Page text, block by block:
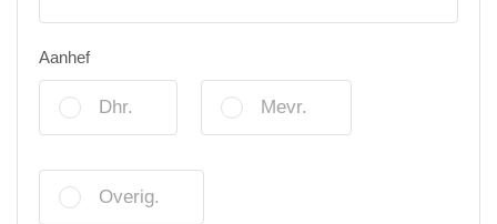
Aanhef
Dhr. Mevr.
Overig.